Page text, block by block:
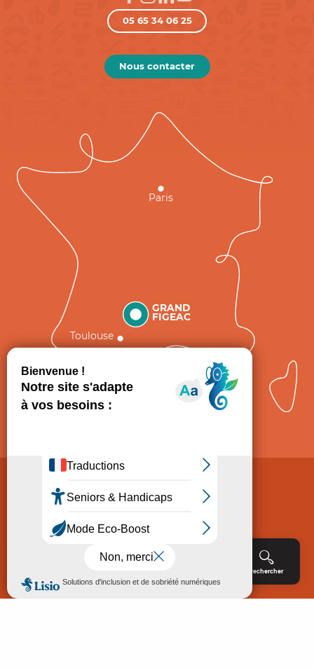
Rechercher
05 65 34 06 25
Nous contacter
GRAND
FIGEAC
Toulouse
Paris
Politique de Protection des données
Consentement
Accessibilité : non conforme